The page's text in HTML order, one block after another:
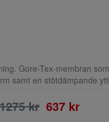
Gore-Tex-membran
samt en stötdämpande
kr 637 kr